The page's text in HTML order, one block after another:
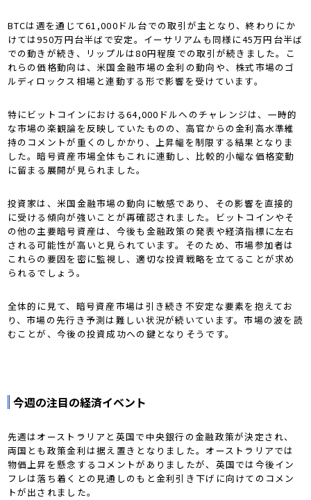
BTCは週を通じて61,000ドル台での取引が主となり、終わりにか
けては950万円台半ばで安定。イーサリアムも同様に45万円台半ば
での動きが続き、リップルは80円程度での取引が続きました。こ
れらの価格動向は、米国金融市場の金利の動向や、株式市場のゴ
ルディロックス相場と連動する形で影響を受けています。
特にビットコインにおける64,000ドルへのチャレンジは、一時的
な市場の楽観論を反映していたものの、高官からの金利高水準維
持のコメントが重くのしかかり、上昇幅を制限する結果となりま
した。暗号資産市場全体もこれに連動し、比較的小幅な価格変動
に留まる展開が見られました。
投資家は、米国金融市場の動向に敏感であり、その影響を直接的
に受ける傾向が強いことが再確認されました。ビットコインやそ
の他の主要暗号資産は、今後も金融政策の発表や経済指標に左右
される可能性が高いと見られています。そのため、市場参加者は
これらの要因を密に監視し、適切な投資戦略を立てることが求め
られるでしょう。
全体的に見て、暗号資産市場は引き続き不安定な要素を抱えてお
り、市場の先行き予測は難しい状況が続いています。市場の波を読
むことが、今後の投資成功への鍵となりそうです。
今週の注目の経済イベント
先週はオーストラリアと英国で中央銀行の金融政策が決定され、
両国とも政策金利は据え置きとなりました。オーストラリアでは
物価上昇を懸念するコメントがありましたが、英国では今後イン
フレは落ち着くとの見通しのもと金利引き下げに向けてのコメン
トが出されました。